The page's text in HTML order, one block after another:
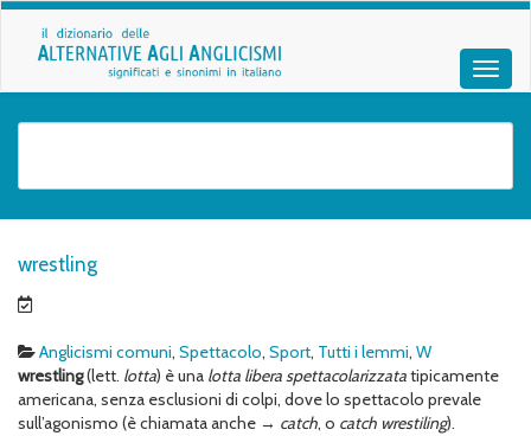
wrestling
Anglicismi comuni, Spettacolo, Sport, Tutti i lemmi, W
wrestling(lett. lotta) è una lotta libera spettacolarizzatatipicamente
americana, senza esclusioni di colpi, dove lo spettacolo prevale
sull’agonismo (è chiamata anche → catch, o catch wrestiling).